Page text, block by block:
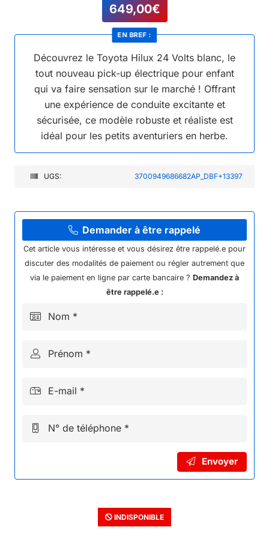
649,00€
Découvrez le Toyota Hilux 24 Volts blanc, le
tout nouveau pick-up électrique pour enfant
qui va faire sensation sur le marché ! Offrant
une expérience de conduite excitante et
sécurisée, ce modèle robuste et réaliste est
idéal pour les petits aventuriers en herbe.
EN BREF :
UGS: 3700949686682AP_DBF+13397
Demander à être rappelé
Cet article vous intéresse et vous désirez être rappelé.e pour
discuter des modalités de paiement ou régler autrement que
via le paiement en ligne par carte bancaire ? Demandez à
être rappelé.e :
Nom *
Prénom *
E-mail *
N° de téléphone *
Envoyer
INDISPONIBLE